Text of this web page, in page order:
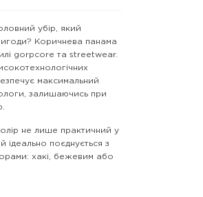
убір, який
Коричнева панама
gorpcore та streetwear.
максимальний
залишаючись при
не лише практичний у
ідеально поєднується з
хакі, бежевим або